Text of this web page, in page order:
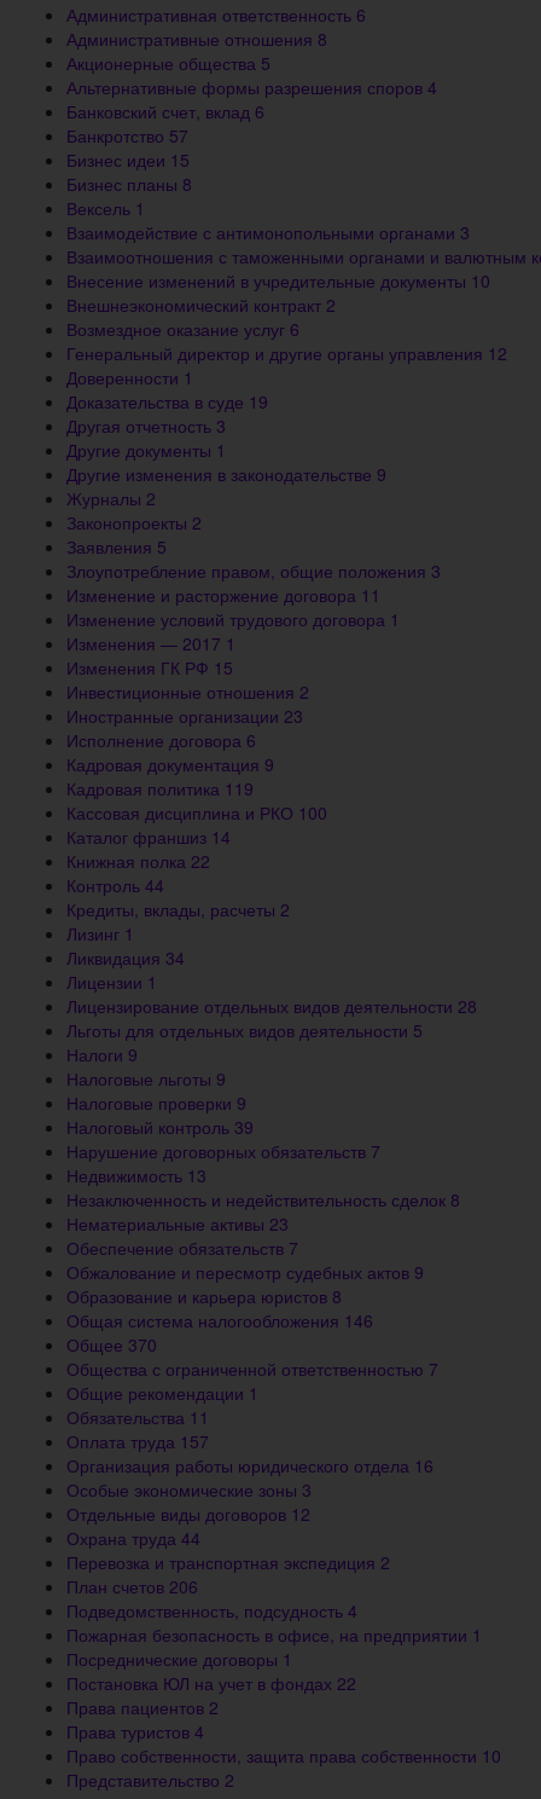
Административная ответственность 6
Административные отношения 8
Акционерные общества 5
Альтернативные формы разрешения споров 4
Банковский счет, вклад 6
Банкротство 57
Бизнес идеи 15
Бизнес планы 8
Вексель 1
Взаимодействие с антимонопольными органами 3
Взаимоотношения с таможенными органами и валютным
Внесение изменений в учредительные документы 10
Внешнеэкономический контракт 2
Возмездное оказание услуг 6
Генеральный директор и другие органы управления 12
Доверенности 1
Доказательства в суде 19
Другая отчетность 3
Другие документы 1
Другие изменения в законодательстве 9
Журналы 2
Законопроекты 2
Заявления 5
Злоупотребление правом, общие положения 3
Изменение и расторжение договора 11
Изменение условий трудового договора 1
Изменения — 2017 1
Изменения ГК РФ 15
Инвестиционные отношения 2
Иностранные организации 23
Исполнение договора 6
Кадровая документация 9
Кадровая политика 119
Кассовая дисциплина и РКО 100
Каталог франшиз 14
Книжная полка 22
Контроль 44
Кредиты, вклады, расчеты 2
Лизинг 1
Ликвидация 34
Лицензии 1
Лицензирование отдельных видов деятельности 28
Льготы для отдельных видов деятельности 5
Налоги 9
Налоговые льготы 9
Налоговые проверки 9
Налоговый контроль 39
Нарушение договорных обязательств 7
Недвижимость 13
Незаключенность и недействительность сделок 8
Нематериальные активы 23
Обеспечение обязательств 7
Обжалование и пересмотр судебных актов 9
Образование и карьера юристов 8
Общая система налогообложения 146
Общее 370
Общества с ограниченной ответственностью 7
Общие рекомендации 1
Обязательства 11
Оплата труда 157
Организация работы юридического отдела 16
Особые экономические зоны 3
Отдельные виды договоров 12
Охрана труда 44
Перевозка и транспортная экспедиция 2
План счетов 206
Подведомственность, подсудность 4
Пожарная безопасность в офисе, на предприятии 1
Посреднические договоры 1
Постановка ЮЛ на учет в фондах 22
Права пациентов 2
Права туристов 4
Право собственности, защита права собственности 10
Представительство 2